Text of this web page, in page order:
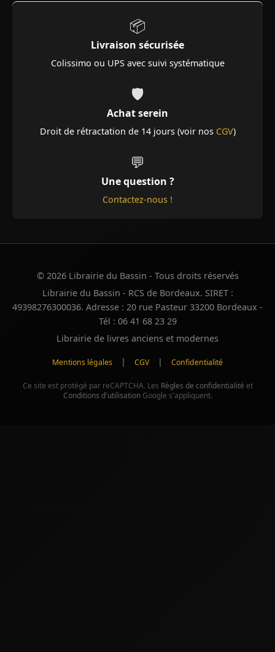
📦
Livraison sécurisée
Colissimo ou UPS avec suivi systématique
🛡️
Achat serein
Droit de rétractation de 14 jours (voir nos CGV)
💬
Une question ?
Contactez-nous !
© 2026 Librairie du Bassin - Tous droits réservés
Librairie du Bassin - RCS de Bordeaux. SIRET :
49398276300036. Adresse : 20 rue Pasteur 33200 Bordeaux -
Tél : 06 41 68 23 29
Librairie de livres anciens et modernes
Mentions légales | CGV | Confidentialité
Ce site est protégé par reCAPTCHA. Les Règles de confidentialité et
Conditions d'utilisationGoogle s'appliquent.